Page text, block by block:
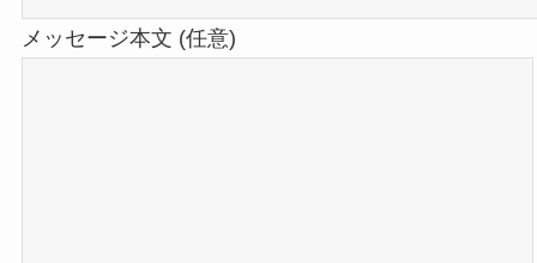
メッセージ本文 (任意)